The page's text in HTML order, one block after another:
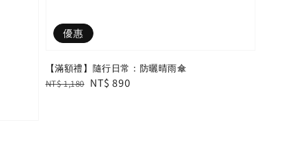
優惠
【滿額禮】隨行日常：防曬晴雨傘
Regular
NT$ 1,180 Sale
NT$ 890